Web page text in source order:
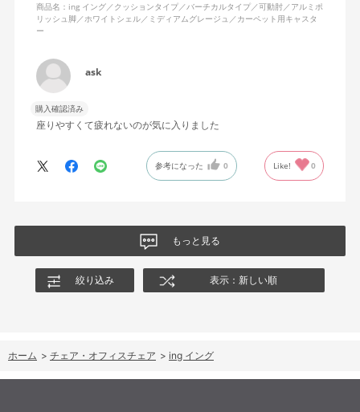
商品名：ing イング／クッションタイプ／バーチカルタイプ／可動肘／アルミポ
リッシュ脚／ホワイトシェル／ミディアムグレージュ／カーペット用キャスタ
ー
ask
購入確認済み
座りやすくて疲れないのが気に入りました
参考になった 0 Like! 0
もっと見る
絞り込み 表示：新しい順
ホーム > チェア・オフィスチェア > ing イング